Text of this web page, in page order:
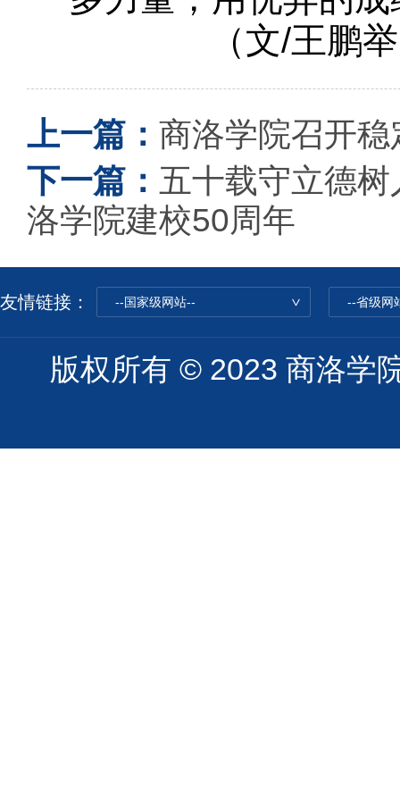
（文/王鹏
上一篇： 商洛学院召开
下一篇： 五十载守立德
洛学院建校50周年
友情链接： --国家级网站-- --省级网
版权所有 © 2023 商洛学